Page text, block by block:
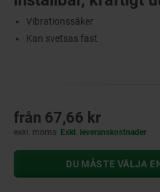
Vibrationssäker
Kan svetsas fast
från 67,66 kr
exkl. moms Exkl. leveranskostnader
DU MÅSTE VÄLJA